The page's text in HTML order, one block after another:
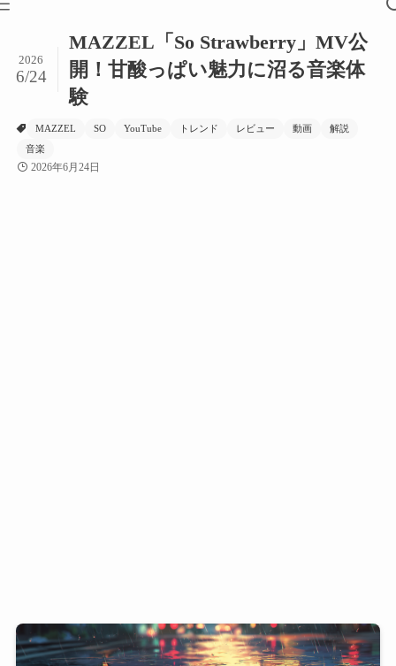
MAZZEL「So Strawberry」MV公
開！甘酸っぱい魅力に沼る音楽体
験
2026
6/24
MAZZEL SO YouTube トレンド レビュー 動画
解説
音楽
2026年6月24日